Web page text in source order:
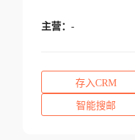
主营： -
存入CRM
智能搜邮